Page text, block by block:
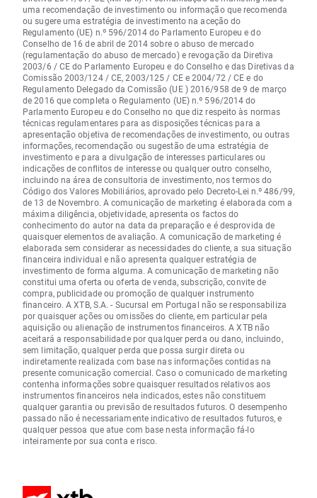
uma recomendação de investimento ou informação que recomenda
ou sugere uma estratégia de investimento na aceção do
Regulamento (UE) n.º 596/2014 do Parlamento Europeu e do
Conselho de 16 de abril de 2014 sobre o abuso de mercado
(regulamentação do abuso de mercado) e revogação da Diretiva
2003/6 / CE do Parlamento Europeu e do Conselho e das Diretivas da
Comissão 2003/124 / CE, 2003/125 / CE e 2004/72 / CE e do
Regulamento Delegado da Comissão (UE ) 2016/958 de 9 de março
de 2016 que completa o Regulamento (UE) n.º 596/2014 do
Parlamento Europeu e do Conselho no que diz respeito às normas
técnicas regulamentares para as disposições técnicas para a
apresentação objetiva de recomendações de investimento, ou outras
informações, recomendação ou sugestão de uma estratégia de
investimento e para a divulgação de interesses particulares ou
indicações de conflitos de interesse ou qualquer outro conselho,
incluindo na área de consultoria de investimento, nos termos do
Código dos Valores Mobiliários, aprovado pelo Decreto-Lei n.º 486/99,
de 13 de Novembro. A comunicação de marketing é elaborada com a
máxima diligência, objetividade, apresenta os factos do
conhecimento do autor na data da preparação e é desprovida de
quaisquer elementos de avaliação. A comunicação de marketing é
elaborada sem considerar as necessidades do cliente, a sua situação
financeira individual e não apresenta qualquer estratégia de
investimento de forma alguma. A comunicação de marketing não
constitui uma oferta ou oferta de venda, subscrição, convite de
compra, publicidade ou promoção de qualquer instrumento
financeiro. A XTB, S.A. - Sucursal em Portugal não se responsabiliza
por quaisquer ações ou omissões do cliente, em particular pela
aquisição ou alienação de instrumentos financeiros. A XTB não
aceitará a responsabilidade por qualquer perda ou dano, incluindo,
sem limitação, qualquer perda que possa surgir direta ou
indiretamente realizada com base nas informações contidas na
presente comunicação comercial. Caso o comunicado de marketing
contenha informações sobre quaisquer resultados relativos aos
instrumentos financeiros nela indicados, estes não constituem
qualquer garantia ou previsão de resultados futuros. O desempenho
passado não é necessariamente indicativo de resultados futuros, e
qualquer pessoa que atue com base nesta informação fá-lo
inteiramente por sua conta e risco.